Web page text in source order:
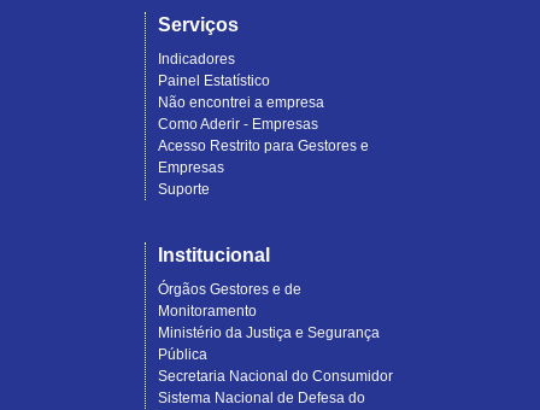
Serviços
Indicadores
Painel Estatístico
Não encontrei a empresa
Como Aderir - Empresas
Acesso Restrito para Gestores e
Empresas
Suporte
Institucional
Órgãos Gestores e de
Monitoramento
Ministério da Justiça e Segurança
Pública
Secretaria Nacional do Consumidor
Sistema Nacional de Defesa do